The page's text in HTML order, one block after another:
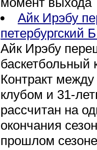
Айк Ирэбу
петербургский
Айк Ирэбу
баскетбольный
Контракт между
клубом и 31-
рассчитан на
окончания
прошлом